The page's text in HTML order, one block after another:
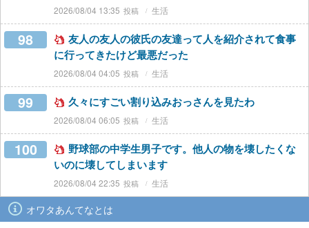
2026/08/04 13:35 生活
98
友人の友人の彼氏の友達って人を紹介されて食事
に行ってきたけど最悪だった
2026/08/04 04:05 生活
99 久々にすごい割り込みおっさんを見たわ
2026/08/04 06:05 生活
100
野球部の中学生男子です。他人の物を壊したくな
いのに壊してしまいます
2026/08/04 22:35 生活
オワタあんてなとは